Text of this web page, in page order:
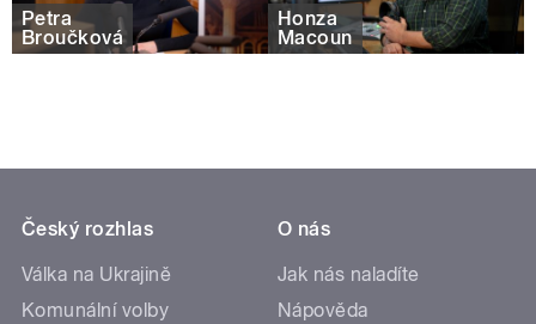
Petra
Broučková
Honza
Macoun
Český rozhlas
Válka na Ukrajině
Komunální volby
O nás
Jak nás naladíte
Nápověda